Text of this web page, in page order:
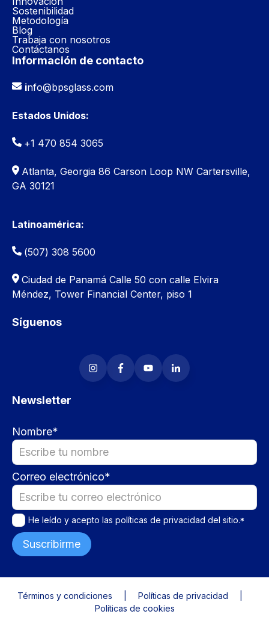
Sostenibilidad
Metodología
Blog
Trabaja con nosotros
Contáctanos
Información de contacto
info@bpsglass.com
Estados Unidos:
+1 470 854 3065
Atlanta, Georgia 86 Carson Loop NW Cartersville,
GA 30121
Latinoamérica:
(507) 308 5600
Ciudad de Panamá Calle 50 con calle Elvira
Méndez, Tower Financial Center, piso 1
Síguenos
Newsletter
Nombre*
Correo electrónico*
He leído y acepto las políticas de privacidad del sitio.*
Términos y condiciones
Políticas de privacidad
Políticas de cookies